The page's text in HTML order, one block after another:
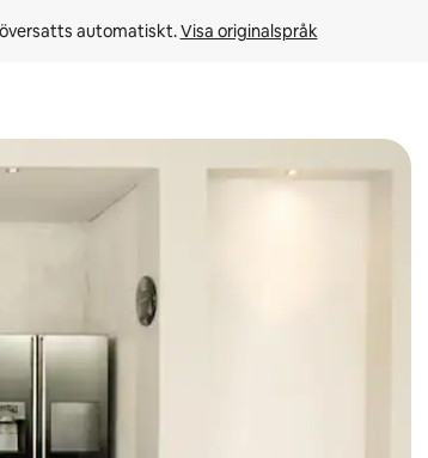
automatiskt. Visa originalspråk